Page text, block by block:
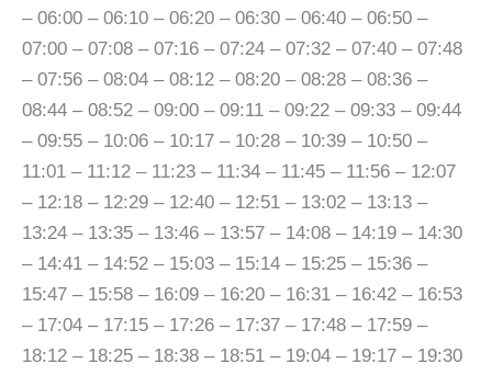
– 06:00 – 06:10 – 06:20 – 06:30 – 06:40 – 06:50 –
07:00 – 07:08 – 07:16 – 07:24 – 07:32 – 07:40 – 07:48
– 07:56 – 08:04 – 08:12 – 08:20 – 08:28 – 08:36 –
08:44 – 08:52 – 09:00 – 09:11 – 09:22 – 09:33 – 09:44
– 09:55 – 10:06 – 10:17 – 10:28 – 10:39 – 10:50 –
11:01 – 11:12 – 11:23 – 11:34 – 11:45 – 11:56 – 12:07
– 12:18 – 12:29 – 12:40 – 12:51 – 13:02 – 13:13 –
13:24 – 13:35 – 13:46 – 13:57 – 14:08 – 14:19 – 14:30
– 14:41 – 14:52 – 15:03 – 15:14 – 15:25 – 15:36 –
15:47 – 15:58 – 16:09 – 16:20 – 16:31 – 16:42 – 16:53
– 17:04 – 17:15 – 17:26 – 17:37 – 17:48 – 17:59 –
18:12 – 18:25 – 18:38 – 18:51 – 19:04 – 19:17 – 19:30